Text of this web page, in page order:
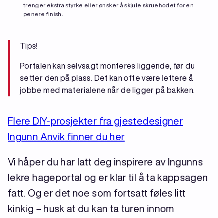
trenger ekstra styrke eller ønsker å skjule skruehodet for en
penere finish.
Tips!
Portalen kan selvsagt monteres liggende, før du
setter den på plass. Det kan ofte være lettere å
jobbe med materialene når de ligger på bakken.
Flere DIY-prosjekter fra gjestedesigner
Ingunn Anvik finner du her
Vi håper du har latt deg inspirere av Ingunns
lekre hageportal og er klar til å ta kappsagen
fatt. Og er det noe som fortsatt føles litt
kinkig – husk at du kan ta turen innom